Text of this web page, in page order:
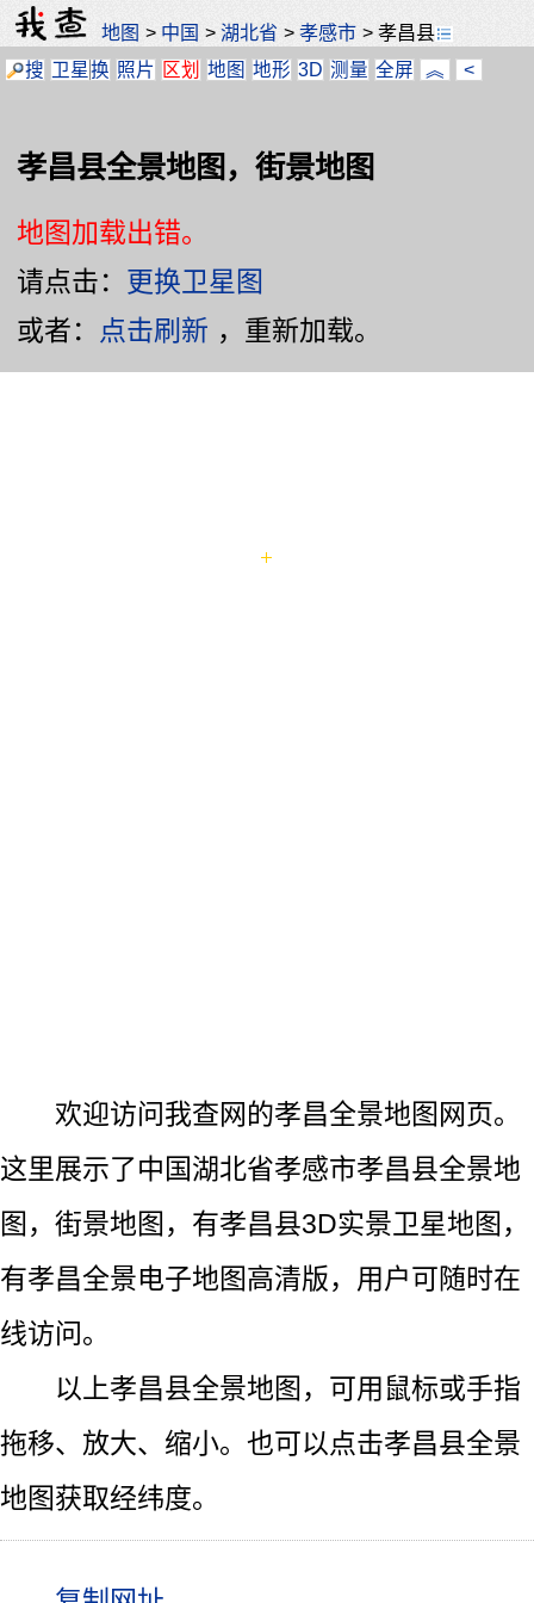
地图 > 中国 >湖北省 >孝感市 >孝昌县
搜 卫星换 照片 区划 地图 地形 3D 测量 全屏 ︽ <
孝昌县全景地图，街景地图
地图加载出错。
请点击： 更换卫星图
或者： 点击刷新 ，重新加载。
欢迎访问我查网的孝昌全景地图网页。
这里展示了中国湖北省孝感市孝昌县全景地
图，街景地图，有孝昌县3D实景卫星地图，
有孝昌全景电子地图高清版，用户可随时在
线访问。
以上孝昌县全景地图，可用鼠标或手指
拖移、放大、缩小。也可以点击孝昌县全景
地图获取经纬度。